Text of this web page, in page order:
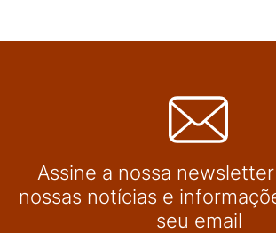
Assine a nossa
nossas notícias e
seu email